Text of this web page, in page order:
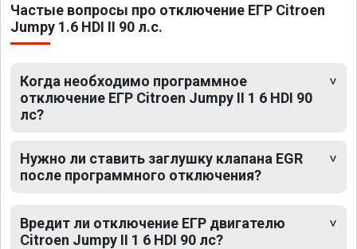
Частые вопросы про отключение ЕГР Citroen
Jumpy 1.6 HDI II 90 л.с.
Когда необходимо программное
отключение ЕГР Citroen Jumpy II 1 6 HDI 90
лс?
Нужно ли ставить заглушку клапана EGR
после программного отключения?
Вредит ли отключение ЕГР двигателю
Citroen Jumpy II 1 6 HDI 90 лс?